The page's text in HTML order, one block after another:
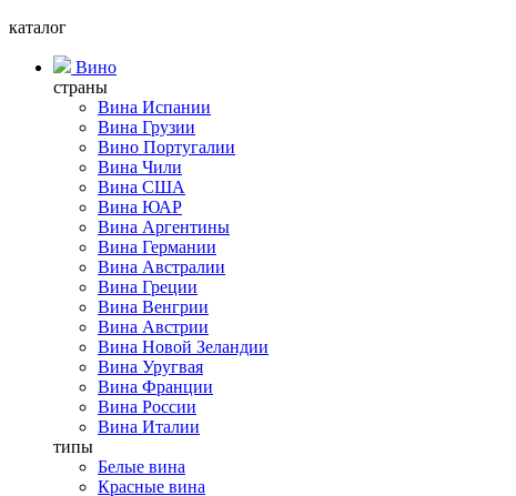
каталог
Вино
страны
Вина Испании
Вина Грузии
Вино Португалии
Вина Чили
Вина США
Вина ЮАР
Вина Аргентины
Вина Германии
Вина Австралии
Вина Греции
Вина Венгрии
Вина Австрии
Вина Новой Зеландии
Вина Уругвая
Вина Франции
Вина России
Вина Италии
типы
Белые вина
Красные вина